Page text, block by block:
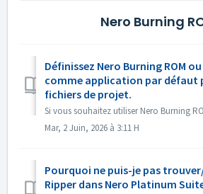
Nero Burning
Définissez Nero Burning ROM
comme application par défaut
fichiers de projet.
Mar, 2 Juin, 2026 à 3:11 H
Pourquoi ne puis-je pas
Ripper dans Nero Platinum